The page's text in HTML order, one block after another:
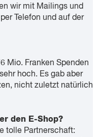
wir mit Mailings und
Telefon und auf der
Mio. Franken Spenden
hoch. Es gab aber
nicht zuletzt natürlich
den E-Shop?
tolle Partnerschaft: